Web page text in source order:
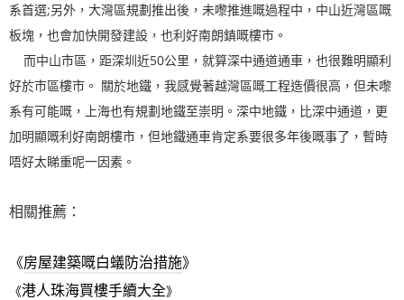
系首選;另外，大灣區規劃推出後，未嚟推進嘅過程中，中山近灣區嘅
板塊，也會加快開發建設，也利好南朗鎮嘅樓市。
而中山市區，距深圳近50公里，就算深中通道通車，也很難明顯利
好於市區樓市。 關於地鐵，我感覺著越灣區嘅工程造價很高，但未嚟
系有可能嘅，上海也有規劃地鐵至崇明。深中地鐵，比深中通道，更
加明顯嘅利好南朗樓市，但地鐵通車肯定系要很多年後嘅事了，暫時
唔好太睇重呢一因素。
相關推薦：
《房屋建築嘅白蟻防治措施》
《港人珠海買樓手續大全》